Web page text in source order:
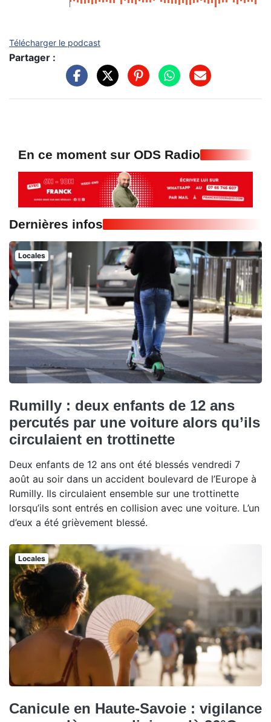
Télécharger le podcast
Partager :
En ce moment sur ODS Radio
Dernières infos
Locales
Rumilly : deux enfants de 12 ans
percutés par une voiture alors qu’ils
circulaient en trottinette
Deux enfants de 12 ans ont été blessés vendredi 7
août au soir dans un accident boulevard de l’Europe à
Rumilly. Ils circulaient ensemble sur une trottinette
lorsqu’ils sont entrés en collision avec une voiture. L’un
d’eux a été grièvement blessé.
Locales
Canicule en Haute-Savoie : vigilance